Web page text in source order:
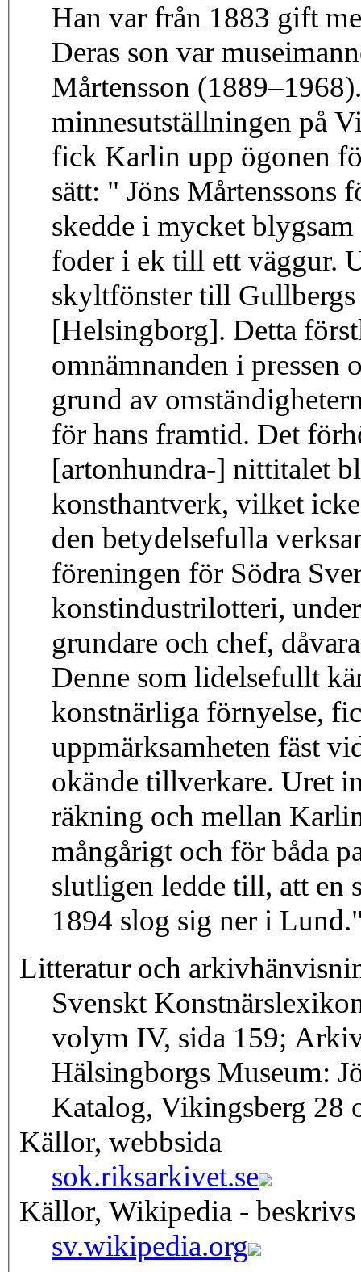
Han var från 1883 gift
Deras son var
Mårtensson
minnesutställningen på
fick Karlin upp ögonen
sätt: " Jöns Mårtenssons
skedde i mycket
foder i ek till ett väggur.
skyltfönster till
[Helsingborg]. Detta
omnämnanden i pressen
grund av
för hans framtid. Det
[artonhundra-] nittitalet
konsthantverk, vilket
den betydelsefulla
föreningen för Södra
konstindustrilotteri,
grundare och chef,
Denne som lidelsefullt
konstnärliga förnyelse,
uppmärksamheten fäst
okände tillverkare. Uret
räkning och mellan
mångårigt och för båda
slutligen ledde till, att en
1894 slog sig ner i
Litteratur och
Svenskt
volym IV, sida 159;
Hälsingborgs Museum:
Katalog, Vikingsberg 28
Källor, webbsida
sok.riksarkivet.se
Källor, Wikipedia - beskrivs
sv.wikipedia.org